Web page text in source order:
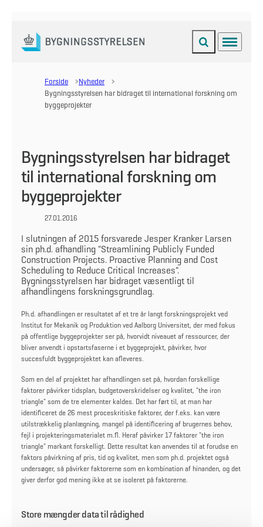
Gå til forsiden Fold søgefelt ud
Menu
Forside
Nyheder
Bygningsstyrelsen har bidraget til international forskning om
byggeprojekter
Bygningsstyrelsen har bidraget
til international forskning om
byggeprojekter
27.01.2016
I slutningen af 2015 forsvarede Jesper Kranker Larsen
sin ph.d. afhandling "Streamlining Publicly Funded
Construction Projects. Proactive Planning and Cost
Scheduling to Reduce Critical Increases".
Bygningsstyrelsen har bidraget væsentligt til
afhandlingens forskningsgrundlag.
Ph.d. afhandlingen er resultatet af et tre år langt forskningsprojekt ved
Institut for Mekanik og Produktion ved Aalborg Universitet, der med fokus
på offentlige byggeprojekter ser på, hvorvidt niveauet af ressourcer, der
bliver anvendt i opstartsfaserne i et byggeprojekt, påvirker, hvor
succesfuldt byggeprojektet kan afleveres.
Som en del af projektet har afhandlingen set på, hvordan forskellige
faktorer påvirker tidsplan, budgetoverskridelser og kvalitet, "the iron
triangle" som de tre elementer kaldes. Det har ført til, at man har
identificeret de 26 mest proceskritiske faktorer, der f.eks. kan være
utilstrækkelig planlægning, mangel på identificering af brugernes behov,
fejl i projekteringsmaterialet m.fl. Heraf påvirker 17 faktorer "the iron
triangle" markant forskelligt. Dette resultat kan anvendes til at forudse en
faktors påvirkning af pris, tid og kvalitet, men som ph.d. projektet også
undersøger, så påvirker faktorerne som en kombination af hinanden, og det
giver derfor god mening ikke at se isoleret på faktorerne.
Store mængder data til rådighed